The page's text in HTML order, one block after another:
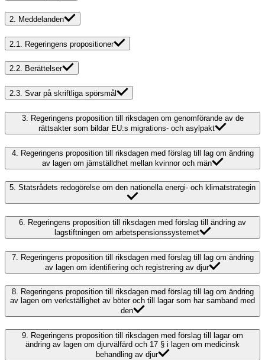
2. Meddelanden
2.1. Regeringens propositioner
2.2. Berättelser
2.3. Svar på skriftliga spörsmål
3.
Regeringens proposition till riksdagen om genomförande av de
rättsakter som bildar EU:s migrations- och asylpakt
4. Regeringens proposition till riksdagen med förslag till lag om ändring
av lagen om jämställdhet mellan kvinnor och män
5. Statsrådets redogörelse om den nationella energi- och klimatstrategin
6. Regeringens proposition till riksdagen med förslag till ändring av
lagstiftningen om arbetspensionssystemet
7.
Regeringens proposition till riksdagen med förslag till lag om ändring
av lagen om identifiering och registrering av djur
8. Regeringens proposition till riksdagen med förslag till lag om ändring
av lagen om verkställighet av böter och till lagar som har samband med
den
9. Regeringens proposition till riksdagen med förslag till lagar om
ändring av lagen om djurvälfärd och 17 § i lagen om medicinsk
behandling av djur